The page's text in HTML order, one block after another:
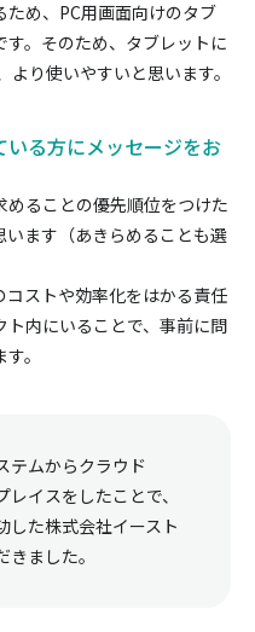
め、PC用画面向けのタブ
。そのため、タブレットに
り使いやすいと思います。
る方にメッセージをお
ることの優先順位をつけた
ます（あきらめることも選
ストや効率化をはかる責任
内にいることで、事前に問
。
テムからクラウド
イスをしたことで、
した株式会社イースト
ました。